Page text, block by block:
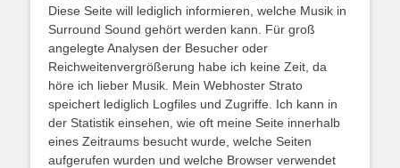
Diese Seite will lediglich informieren, welche Musik in
Surround Sound gehört werden kann. Für groß
angelegte Analysen der Besucher oder
Reichweitenvergrößerung habe ich keine Zeit, da
höre ich lieber Musik. Mein Webhoster Strato
speichert lediglich Logfiles und Zugriffe. Ich kann in
der Statistik einsehen, wie oft meine Seite innerhalb
eines Zeitraums besucht wurde, welche Seiten
aufgerufen wurden und welche Browser verwendet